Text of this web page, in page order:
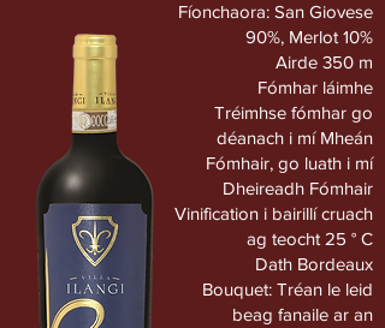
Fíonchaora: San Giovese
90%, Merlot 10%
Airde 350 m
Fómhar láimhe
Tréimhse fómhar go
déanach i mí Mheán
Fómhair, go luath i mí
Dheireadh Fómhair
Vinification i bairillí cruach
ag teocht 25 ° C
Dath Bordeaux
Bouquet: Tréan le leid
beag fanaile ar an